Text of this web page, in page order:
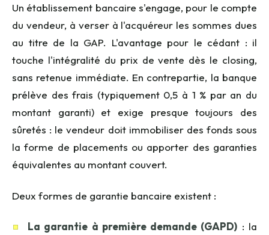
Un établissement bancaire s'engage, pour le compte
du vendeur, à verser à l'acquéreur les sommes dues
au titre de la GAP. L'avantage pour le cédant : il
touche l'intégralité du prix de vente dès le closing,
sans retenue immédiate. En contrepartie, la banque
prélève des frais (typiquement 0,5 à 1 % par an du
montant garanti) et exige presque toujours des
sûretés : le vendeur doit immobiliser des fonds sous
la forme de placements ou apporter des garanties
équivalentes au montant couvert.
Deux formes de garantie bancaire existent :
La garantie à première demande (GAPD) : la